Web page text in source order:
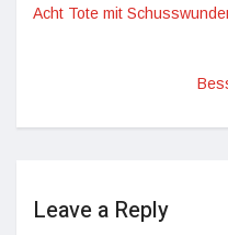
Acht Tote mit
Leave a Reply